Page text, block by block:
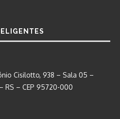
Cisilotto, 938 – Sala 05 –
RS – CEP 95720-000